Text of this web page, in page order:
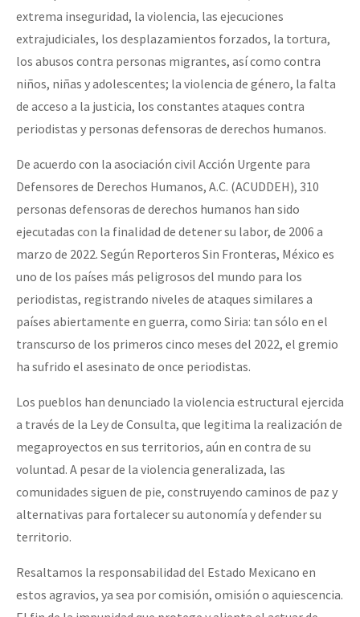
extrema inseguridad, la violencia, las ejecuciones
extrajudiciales, los desplazamientos forzados, la tortura,
los abusos contra personas migrantes, así como contra
niños, niñas y adolescentes; la violencia de género, la falta
de acceso a la justicia, los constantes ataques contra
periodistas y personas defensoras de derechos humanos.
De acuerdo con la asociación civil Acción Urgente para
Defensores de Derechos Humanos, A.C. (ACUDDEH), 310
personas defensoras de derechos humanos han sido
ejecutadas con la finalidad de detener su labor, de 2006 a
marzo de 2022. Según Reporteros Sin Fronteras, México es
uno de los países más peligrosos del mundo para los
periodistas, registrando niveles de ataques similares a
países abiertamente en guerra, como Siria: tan sólo en el
transcurso de los primeros cinco meses del 2022, el gremio
ha sufrido el asesinato de once periodistas.
Los pueblos han denunciado la violencia estructural ejercida
a través de la Ley de Consulta, que legitima la realización de
megaproyectos en sus territorios, aún en contra de su
voluntad. A pesar de la violencia generalizada, las
comunidades siguen de pie, construyendo caminos de paz y
alternativas para fortalecer su autonomía y defender su
territorio.
Resaltamos la responsabilidad del Estado Mexicano en
estos agravios, ya sea por comisión, omisión o aquiescencia.